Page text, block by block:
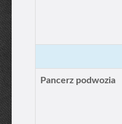
Pancerz podwozia